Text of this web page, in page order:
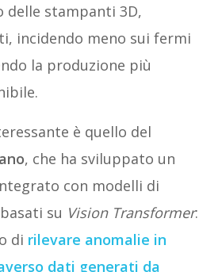
delle stampanti 3D,
incidendo meno sui fermi
la produzione più
è quello del
, che ha sviluppato un
con modelli di
su Vision Transformer:
di rilevare anomalie in
dati generati da